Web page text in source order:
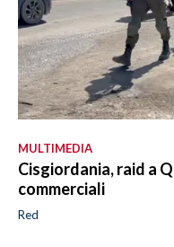
MULTIMEDIA
Cisgiordania, raid a
commerciali
Red